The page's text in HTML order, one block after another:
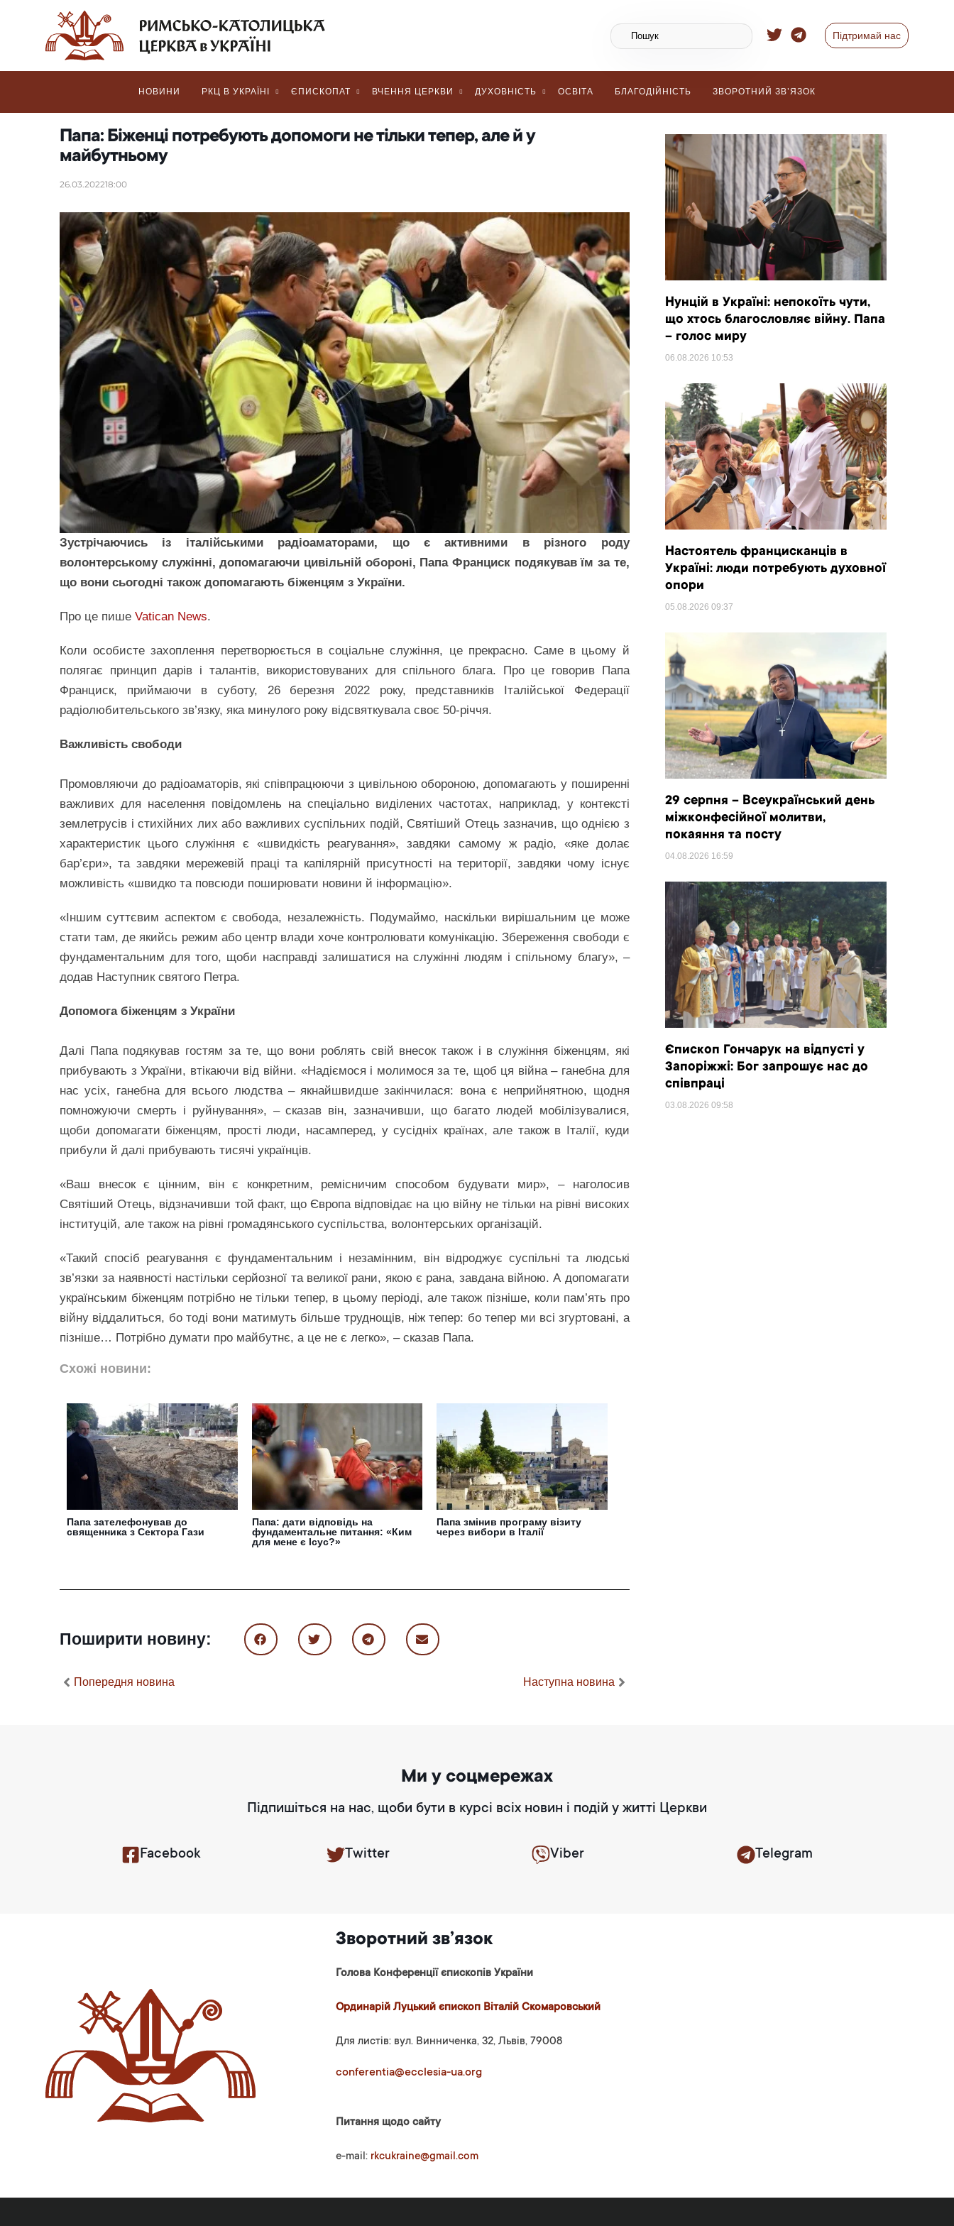
Підтримай нас
НОВИНИ РКЦ В УКРАЇНІ ЄПИСКОПАТ ВЧЕННЯ ЦЕРКВИ ДУХОВНІСТЬ ОСВІТА БЛАГОДІЙНІСТЬ ЗВОРОТНИЙ ЗВ’ЯЗОК
Папа: Біженці потребують допомоги не тільки тепер, але й у
майбутньому
26.03.202218:00
Зустрічаючись із італійськими радіоаматорами, що є активними в різного роду
волонтерському служінні, допомагаючи цивільній обороні, Папа Франциск подякував їм за те,
що вони сьогодні також допомагають біженцям з України.
Про це пише Vatican News.
Коли особисте захоплення перетворюється в соціальне служіння, це прекрасно. Саме в цьому й
полягає принцип дарів і талантів, використовуваних для спільного блага. Про це говорив Папа
Франциск, приймаючи в суботу, 26 березня 2022 року, представників Італійської Федерації
радіолюбительського зв’язку, яка минулого року відсвяткувала своє 50-річчя.
Важливість свободи
Промовляючи до радіоаматорів, які співпрацюючи з цивільною обороною, допомагають у поширенні
важливих для населення повідомлень на спеціально виділених частотах, наприклад, у контексті
землетрусів і стихійних лих або важливих суспільних подій, Святіший Отець зазначив, що однією з
характеристик цього служіння є «швидкість реагування», завдяки самому ж радіо, «яке долає
бар’єри», та завдяки мережевій праці та капілярній присутності на території, завдяки чому існує
можливість «швидко та повсюди поширювати новини й інформацію».
«Іншим суттєвим аспектом є свобода, незалежність. Подумаймо, наскільки вирішальним це може
стати там, де якийсь режим або центр влади хоче контролювати комунікацію. Збереження свободи є
фундаментальним для того, щоби насправді залишатися на служінні людям і спільному благу», –
додав Наступник святого Петра.
Допомога біженцям з України
Далі Папа подякував гостям за те, що вони роблять свій внесок також і в служіння біженцям, які
прибувають з України, втікаючи від війни. «Надіємося і молимося за те, щоб ця війна – ганебна для
нас усіх, ганебна для всього людства – якнайшвидше закінчилася: вона є неприйнятною, щодня
помножуючи смерть і руйнування», – сказав він, зазначивши, що багато людей мобілізувалися,
щоби допомагати біженцям, прості люди, насамперед, у сусідніх країнах, але також в Італії, куди
прибули й далі прибувають тисячі українців.
«Ваш внесок є цінним, він є конкретним, ремісничим способом будувати мир», – наголосив
Святіший Отець, відзначивши той факт, що Європа відповідає на цю війну не тільки на рівні високих
інституцій, але також на рівні громадянського суспільства, волонтерських організацій.
«Такий спосіб реагування є фундаментальним і незамінним, він відроджує суспільні та людські
зв’язки за наявності настільки серйозної та великої рани, якою є рана, завдана війною. А допомагати
українським біженцям потрібно не тільки тепер, в цьому періоді, але також пізніше, коли пам’ять про
війну віддалиться, бо тоді вони матимуть більше труднощів, ніж тепер: бо тепер ми всі згуртовані, а
пізніше… Потрібно думати про майбутнє, а це не є легко», – сказав Папа.
Схожі новини:
Папа зателефонував до
священника з Сектора Гази
Папа: дати відповідь на
фундаментальне питання: «Ким
для мене є Ісус?»
Папа змінив програму візиту
через вибори в Італії
Поширити новину:
Попередня новина Наступна новина
Нунцій в Україні: непокоїть чути,
що хтось благословляє війну. Папа
– голос миру
06.08.2026 10:53
Настоятель францисканців в
Україні: люди потребують духовної
опори
05.08.2026 09:37
29 серпня – Всеукраїнський день
міжконфесійної молитви,
покаяння та посту
04.08.2026 16:59
Єпископ Гончарук на відпусті у
Запоріжжі: Бог запрошує нас до
співпраці
03.08.2026 09:58
Ми у соцмережах
Підпишіться на нас, щоби бути в курсі всіх новин і подій у житті Церкви
Facebook Twitter Viber Telegram
Зворотний зв’язок
Голова Конференції єпископів України
Ординарій Луцький єпископ Віталій Скомаровський
Для листів: вул. Винниченка, 32, Львів, 79008
conferentia@ecclesia-ua.org
Питання щодо сайту
e-mail: rkcukraine@gmail.com